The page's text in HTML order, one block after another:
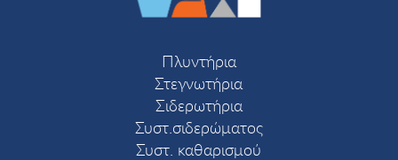
Πλυντήρια
Στεγνωτήρια
Σιδερωτήρια
Συστ.σιδερώματος
Συστ. καθαρισμού